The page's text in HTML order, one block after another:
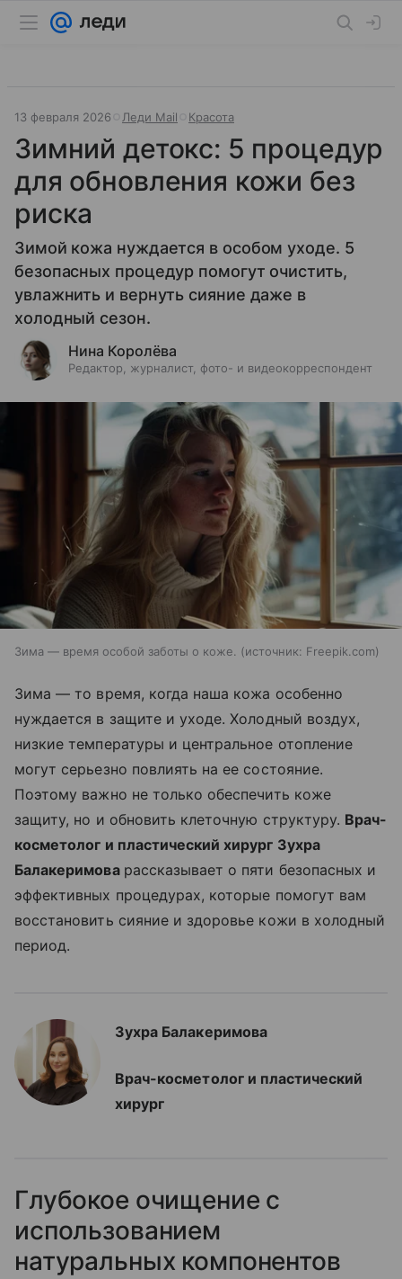
13 февраля 2026 Леди Mail Красота
Зимний детокс: 5 процедур
для обновления кожи без
риска
Зимой кожа нуждается в особом уходе. 5
безопасных процедур помогут очистить,
увлажнить и вернуть сияние даже в
холодный сезон.
Нина Королёва
Редактор, журналист, фото- и видеокорреспондент
Зима — время особой заботы о коже. источник: Freepik.com
Зима — то время, когда наша кожа особенно
нуждается в защите и уходе. Холодный воздух,
низкие температуры и центральное отопление
могут серьезно повлиять на ее состояние.
Поэтому важно не только обеспечить коже
защиту, но и обновить клеточную структуру. Врач-
косметолог и пластический хирург Зухра
Балакеримова рассказывает о пяти безопасных и
эффективных процедурах, которые помогут вам
восстановить сияние и здоровье кожи в холодный
период.
Зухра Балакеримова
Врач-косметолог и пластический
хирург
Глубокое очищение с
использованием
натуральных компонентов